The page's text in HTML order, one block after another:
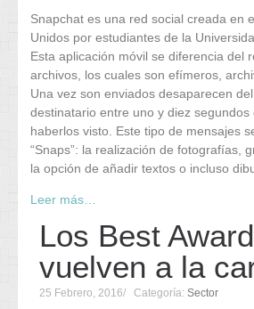
Snapchat es una red social creada en
Unidos por estudiantes de la
Esta aplicación móvil se diferencia del
archivos, los cuales son efímeros,
Una vez son enviados desaparecen
destinatario entre uno y diez segundos
haberlos visto. Este tipo de mensajes
“Snaps”: la realización de fotografías,
la opción de añadir textos o incluso
Leer más…
Los Best
vuelven a la
25 Febrero, 2016 Categoría: Sector